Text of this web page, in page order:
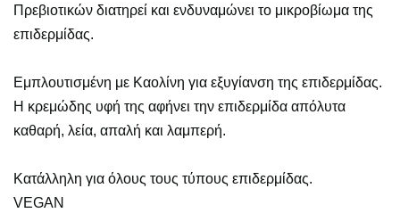
Πρεβιοτικών διατηρεί και ενδυναμώνει το μικροβίωμα της
επιδερμίδας.
Εμπλουτισμένη με Καολίνη για εξυγίανση της επιδερμίδας.
Η κρεμώδης υφή της αφήνει την επιδερμίδα απόλυτα
καθαρή, λεία, απαλή και λαμπερή.
Κατάλληλη για όλους τους τύπους επιδερμίδας.
VEGAN